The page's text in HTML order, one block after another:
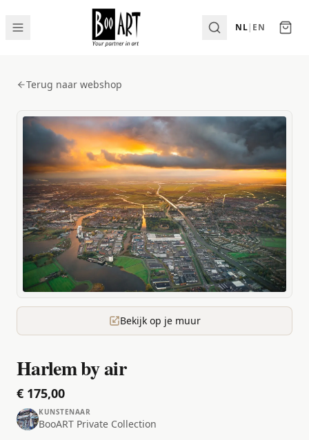
NL| EN
Terug naar webshop
Bekijk op je muur
Harlem by air
€ 175,00
KUNSTENAAR
BooART Private Collection